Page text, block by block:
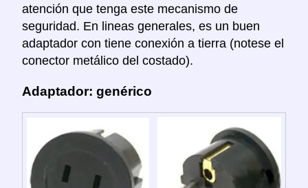
atención que tenga este mecanismo de
seguridad. En lineas generales, es un buen
adaptador con tiene conexión a tierra (notese el
conector metálico del costado).
Adaptador: genérico